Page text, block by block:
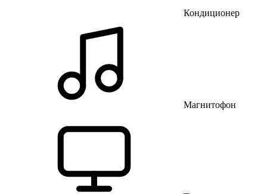
Кондиционер
Магнитофон